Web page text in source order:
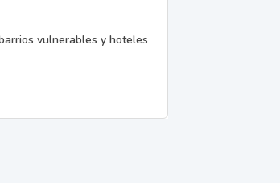
vulnerables y hoteles